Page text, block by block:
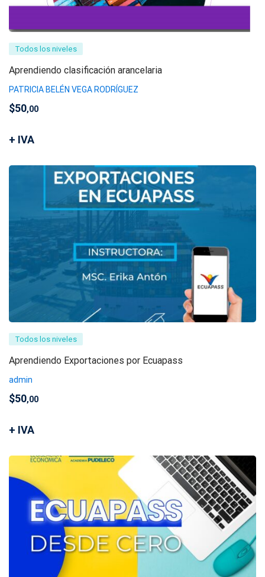
Todos los niveles
Aprendiendo clasificación arancelaria
PATRICIA BELÉN VEGA RODRÍGUEZ
$50,00
+ IVA
Todos los niveles
Aprendiendo Exportaciones por Ecuapass
admin
$50,00
+ IVA